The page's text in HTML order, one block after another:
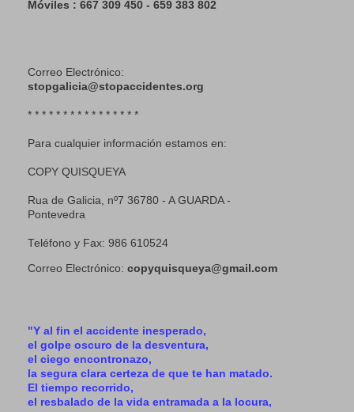
Móviles : 667 309 450 - 659 383 802
Correo Electrónico:
stopgalicia@stopaccidentes.org
* * * * * * * * * * * * * * * *
Para cualquier información estamos en:
COPY QUISQUEYA
Rua de Galicia, nº7 36780 - A GUARDA -
Pontevedra
Teléfono y Fax: 986 610524
Correo Electrónico: copyquisqueya@gmail.com
"Y al fin el accidente inesperado,
el golpe oscuro de la desventura,
el ciego encontronazo,
la segura clara certeza de que te han matado.
El tiempo recorrido,
el resbalado de la vida entramada a la locura,